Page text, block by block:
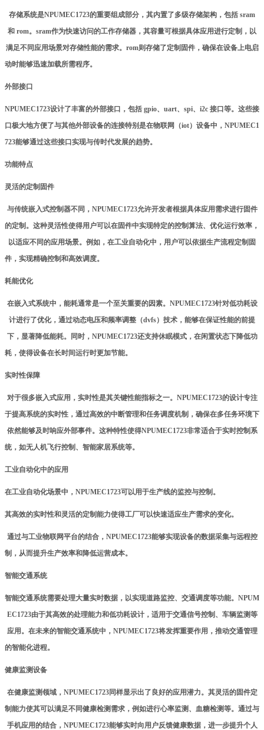
存储系统是NPUMEC1723的重要组成部分，其内置了多级存储架构，包括 sram
和 rom。sram作为快速访问的工作存储器，其容量可根据具体应用进行定制，以
满足不同应用场景对存储性能的需求。rom则存储了定制固件，确保在设备上电启
动时能够迅速加载所需程序。
外部接口
NPUMEC1723设计了丰富的外部接口，包括 gpio、uart、spi、i2c 接口等。这些接
口极大地方便了与其他外部设备的连接特别是在物联网（iot）设备中，NPUMEC1
723能够通过这些接口实现与传时代发展的趋势。
功能特点
灵活的定制固件
与传统嵌入式控制器不同，NPUMEC1723允许开发者根据具体应用需求进行固件
的定制。这种灵活性使得用户可以在固件中实现特定的控制算法、优化运行效率，
以适应不同的应用场景。例如，在工业自动化中，用户可以依据生产流程定制固
件，实现精确控制和高效调度。
耗能优化
在嵌入式系统中，能耗通常是一个至关重要的因素。 NPUMEC1723针对低功耗设
计进行了优化，通过动态电压和频率调整（dvfs）技术，能够在保证性能的前提
下，显著降低能耗。同时，NPUMEC1723还支持休眠模式，在闲置状态下降低功
耗，使得设备在长时间运行时更加节能。
实时性保障
对于很多嵌入式应用，实时性是其关键性能指标之一。NPUMEC1723的设计专注
于提高系统的实时性，通过高效的中断管理和任务调度机制，确保在多任务环境下
依然能够及时响应外部事件。这种特性使得NPUMEC1723非常适合于实时控制系
统，如无人机飞行控制、智能家居系统等。
工业自动化中的应用
在工业自动化场景中，NPUMEC1723可以用于生产线的监控与控制。
其高效的实时性和灵活的定制能力使得工厂可以快速适应生产需求的变化。
通过与工业物联网平台的结合，NPUMEC1723能够实现设备的数据采集与远程控
制，从而提升生产效率和降低运营成本。
智能交通系统
智能交通系统需要处理大量实时数据，以实现道路监控、交通调度等功能。NPUM
EC1723由于其高效的处理能力和低功耗设计，适用于交通信号控制、车辆监测等
应用。在未来的智能交通系统中，NPUMEC1723将发挥重要作用，推动交通管理
的智能化进程。
健康监测设备
在健康监测领域，NPUMEC1723同样显示出了良好的应用潜力。其灵活的固件定
制能力使其可以满足不同健康检测需求，例如进行心率监测、血糖检测等。通过与
手机应用的结合，NPUMEC1723能够实时向用户反馈健康数据，进一步提升个人